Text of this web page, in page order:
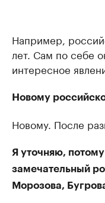
Например,
лет. Сам по себе
интересное
Новому
Новому. После
Я уточняю,
замечательный
Морозова,